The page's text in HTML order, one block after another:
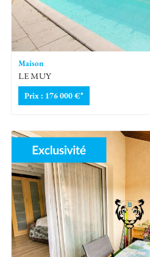
Maison
LE MUY
Prix : 176 000 €*